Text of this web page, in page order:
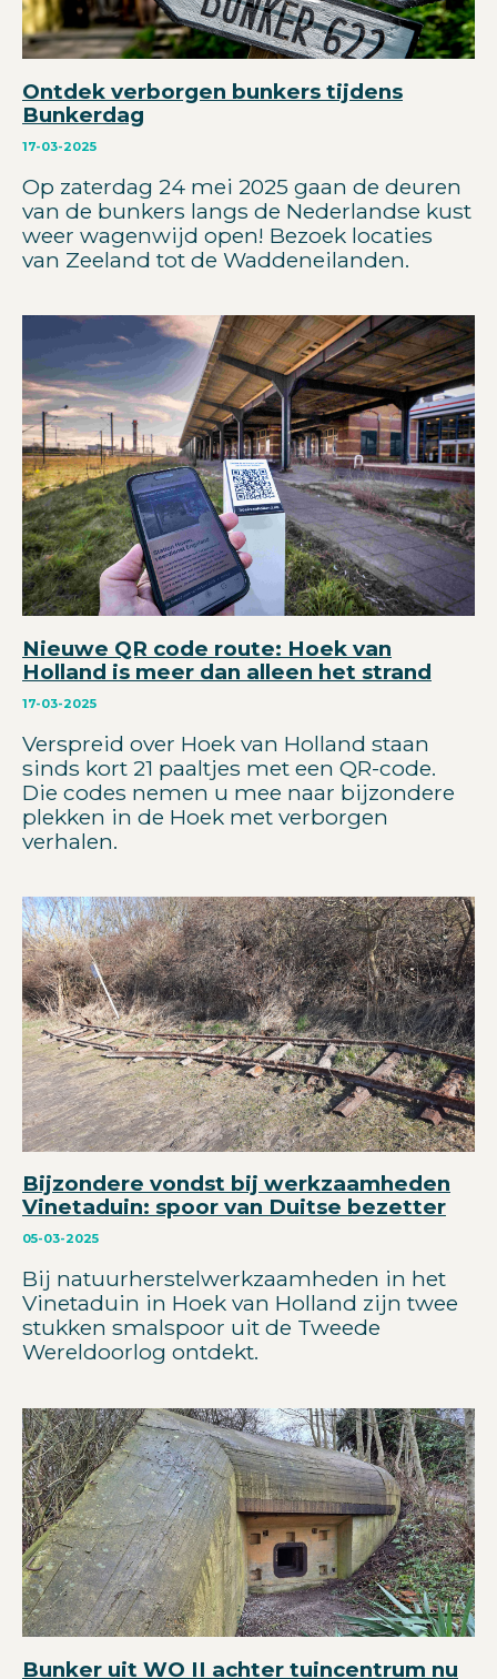
Ontdek verborgen bunkers tijdens
Bunkerdag
17-03-2025
Op zaterdag 24 mei 2025 gaan de deuren
van de bunkers langs de Nederlandse kust
weer wagenwijd open! Bezoek locaties
van Zeeland tot de Waddeneilanden.
Nieuwe QR code route: Hoek van
Holland is meer dan alleen het strand
17-03-2025
Verspreid over Hoek van Holland staan
sinds kort 21 paaltjes met een QR-code.
Die codes nemen u mee naar bijzondere
plekken in de Hoek met verborgen
verhalen.
Bijzondere vondst bij werkzaamheden
Vinetaduin: spoor van Duitse bezetter
05-03-2025
Bij natuurherstelwerkzaamheden in het
Vinetaduin in Hoek van Holland zijn twee
stukken smalspoor uit de Tweede
Wereldoorlog ontdekt.
Bunker uit WO II achter tuincentrum nu